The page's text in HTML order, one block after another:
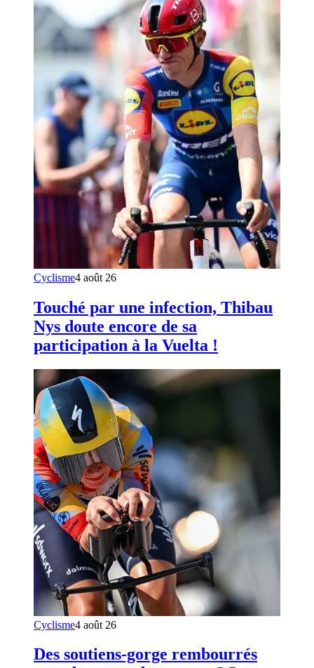
Cyclisme4 août 26
Touché par une infection, Thibau
Nys doute encore de sa
participation à la Vuelta !
Cyclisme4 août 26
Des soutiens-gorge rembourrés